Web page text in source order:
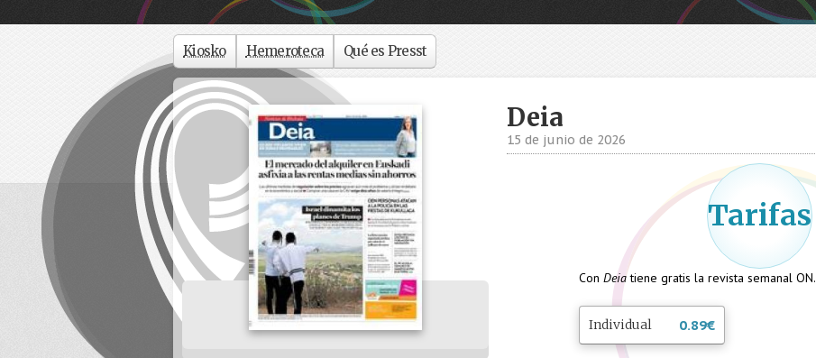
Kiosko Hemeroteca Qué es Presst
Deia
15 de junio de 2026
Tarifas
Con Deiatiene gratis la revista semanal ON.
Individual 0.89€